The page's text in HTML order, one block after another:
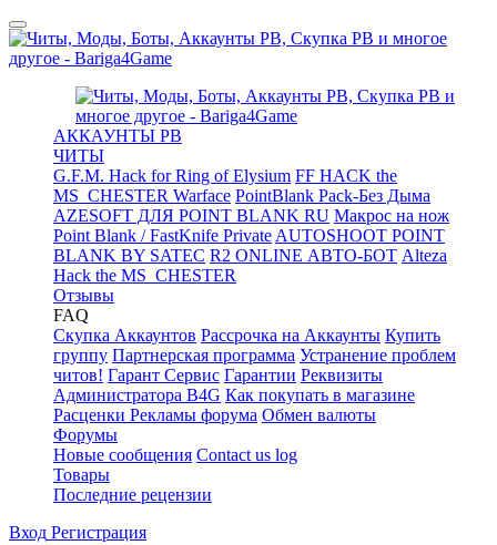
АККАУНТЫ PB
ЧИТЫ
G.F.M. Hack for Ring of Elysium FF HACK the
MS_CHESTER Warface PointBlank Pack-Без Дыма
AZESOFT ДЛЯ POINT BLANK RU Макрос на нож
Point Blank / FastKnife Private AUTOSHOOT POINT
BLANK BY SATEC R2 ONLINE АВТО-БОТ Alteza
Hack the MS_CHESTER
Отзывы
FAQ
Скупка Аккаунтов Рассрочка на Аккаунты Купить
группу Партнерская программа Устранение проблем
читов! Гарант Сервис Гарантии Реквизиты
Администратора B4G Как покупать в магазине
Расценки Рекламы форума Обмен валюты
Форумы
Новые сообщения Contact us log
Товары
Последние рецензии
Вход Регистрация